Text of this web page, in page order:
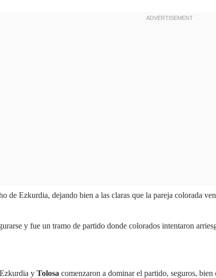
de Ezkurdia, dejando bien a las claras que la pareja colorada
y fue un tramo de partido donde colorados intentaron
y Tolosa comenzaron a dominar el partido, seguros,